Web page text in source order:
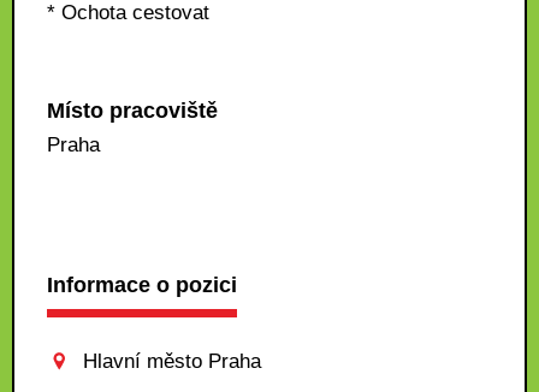
* Ochota cestovat
Místo pracoviště
Praha
Informace o pozici
Hlavní město Praha